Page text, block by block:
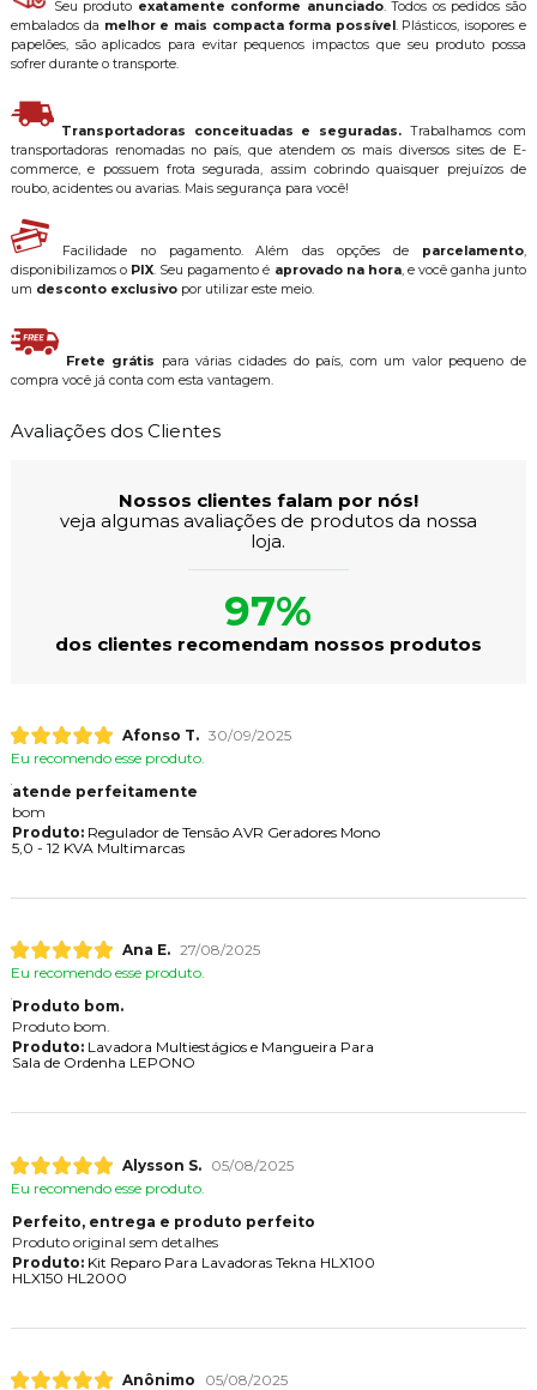
Seu produto exatamente conforme anunciado. Todos os pedidos são
embalados da melhor e mais compacta forma possível. Plásticos, isopores e
papelões, são aplicados para evitar pequenos impactos que seu produto possa
sofrer durante o transporte.
Transportadoras conceituadas e seguradas. Trabalhamos com
transportadoras renomadas no país, que atendem os mais diversos sites de E-
commerce, e possuem frota segurada, assim cobrindo quaisquer prejuízos de
roubo, acidentes ou avarias. Mais segurança para você!
Facilidade no pagamento. Além das opções de parcelamento,
disponibilizamos o PIX. Seu pagamento é aprovado na hora, e você ganha junto
um desconto exclusivopor utilizar este meio.
Frete grátis para várias cidades do país, com um valor pequeno de
compra você já conta com esta vantagem.
Avaliações dos Clientes
Nossos clientes falam por nós!
veja algumas avaliações de produtos da nossa
loja.
97%
dos clientes recomendam nossos produtos
Afonso T. 30/09/2025
Eu recomendo esse produto.
atende perfeitamente
bom
Produto:Regulador de Tensão AVR Geradores Mono
5,0 - 12 KVA Multimarcas
Ana E. 27/08/2025
Eu recomendo esse produto.
Produto bom.
Produto bom.
Produto:Lavadora Multiestágios e Mangueira Para
Sala de Ordenha LEPONO
Alysson S.
05/08/2025
Eu recomendo esse produto.
Perfeito, entrega e produto perfeito
Produto original sem detalhes
Produto:Kit Reparo Para Lavadoras Tekna HLX100
HLX150 HL2000
Anônimo
05/08/2025